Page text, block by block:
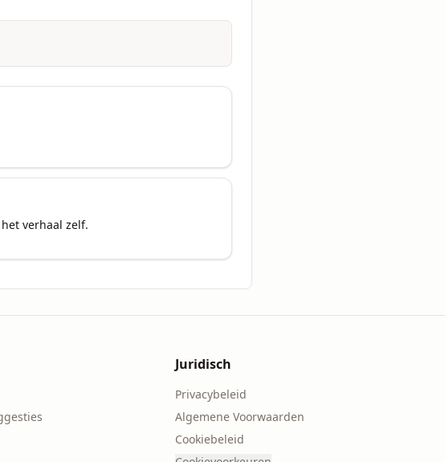
verhaal zelf.
Juridisch
Privacybeleid
Algemene Voorwaarden
Cookiebeleid